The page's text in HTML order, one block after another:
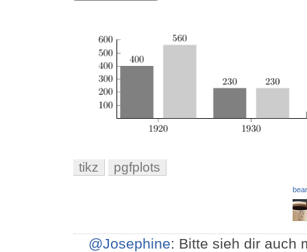
tikz pgfplots
@Josephine: Bitte sieh dir auch